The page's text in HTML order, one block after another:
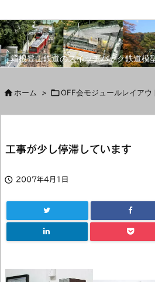
箱根登山鉄道のスイッチバック鉄道模
 ホーム > OFF会モジュールレイアウ
工事が少し停滞しています
 2007年4月1日